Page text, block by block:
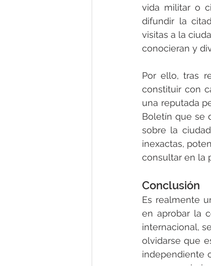
vida militar o
difundir la
visitas a la
conocieran y
Por ello, tras
constituir con
una reputada
Boletín que se
sobre la
inexactas,
consultar en la
Conclusión
Es realmente
en aprobar la
internacional,
olvidarse que
independiente